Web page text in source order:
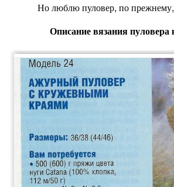
Но люблю пуловер, по
Описание вязания